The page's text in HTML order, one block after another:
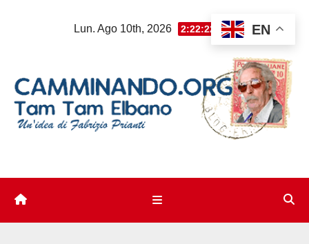
Lun. Ago 10th, 2026 2:22:23 PM EN